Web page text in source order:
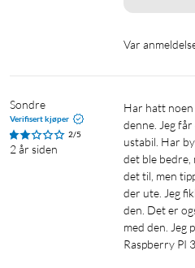
Var
Sondre
Verifisert kjøper
2/5
2 år siden
Har hatt noen problemer med å installere
denne. Jeg
ustabil. Har
det ble bedre,
det til, men
der ute. Jeg
den. Det er
med den. Jeg
Raspberry PI